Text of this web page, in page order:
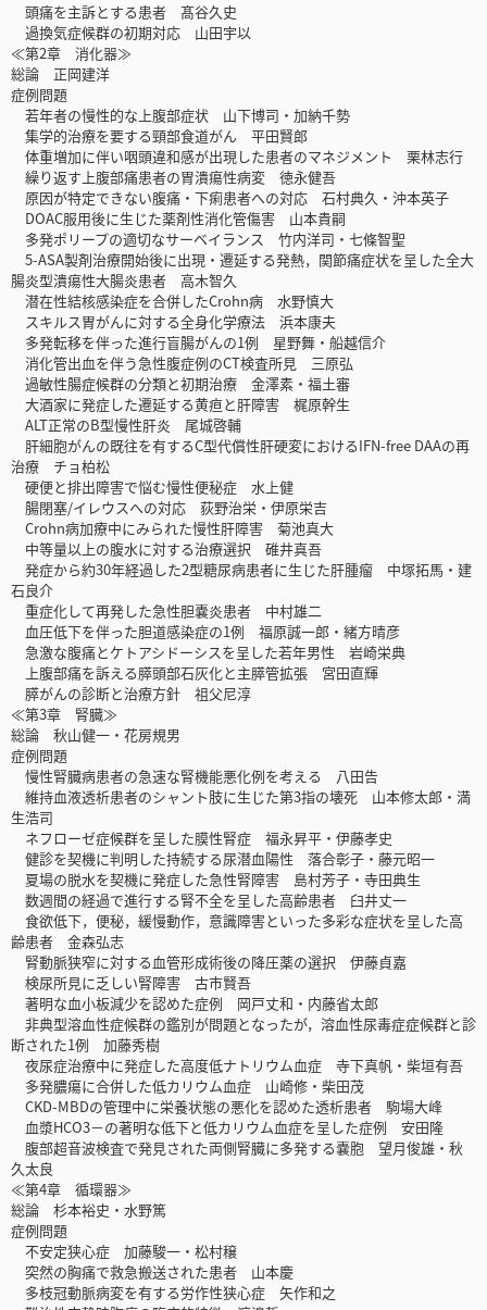
頭痛を主訴とする患者 髙谷久史
過換気症候群の初期対応 山田宇以
≪第2章 消化器≫
総論 正岡建洋
症例問題
若年者の慢性的な上腹部症状 山下博司・加納千勢
集学的治療を要する頸部食道がん 平田賢郎
体重増加に伴い咽頭違和感が出現した患者のマネジメント 栗林志行
繰り返す上腹部痛患者の胃潰瘍性病変 徳永健吾
原因が特定できない腹痛・下痢患者への対応 石村典久・沖本英子
DOAC服用後に生じた薬剤性消化管傷害 山本貴嗣
多発ポリープの適切なサーベイランス 竹内洋司・七條智聖
5-ASA製剤治療開始後に出現・遷延する発熱，関節痛症状を呈した全大
腸炎型潰瘍性大腸炎患者 高木智久
潜在性結核感染症を合併したCrohn病 水野慎大
スキルス胃がんに対する全身化学療法 浜本康夫
多発転移を伴った進行盲腸がんの1例 星野舞・船越信介
消化管出血を伴う急性腹症例のCT検査所見 三原弘
過敏性腸症候群の分類と初期治療 金澤素・福土審
大酒家に発症した遷延する黄疸と肝障害 梶原幹生
ALT正常のB型慢性肝炎 尾城啓輔
肝細胞がんの既往を有するC型代償性肝硬変におけるIFN-free DAAの再
治療 チョ柏松
硬便と排出障害で悩む慢性便秘症 水上健
腸閉塞/イレウスへの対応 荻野治栄・伊原栄吉
Crohn病加療中にみられた慢性肝障害 菊池真大
中等量以上の腹水に対する治療選択 碓井真吾
発症から約30年経過した2型糖尿病患者に生じた肝腫瘤 中塚拓馬・建
石良介
重症化して再発した急性胆嚢炎患者 中村雄二
血圧低下を伴った胆道感染症の1例 福原誠一郎・緒方晴彦
急激な腹痛とケトアシドーシスを呈した若年男性 岩崎栄典
上腹部痛を訴える膵頭部石灰化と主膵管拡張 宮田直輝
膵がんの診断と治療方針 祖父尼淳
≪第3章 腎臓≫
総論 秋山健一・花房規男
症例問題
慢性腎臓病患者の急速な腎機能悪化例を考える 八田告
維持血液透析患者のシャント肢に生じた第3指の壊死 山本修太郎・満
生浩司
ネフローゼ症候群を呈した膜性腎症 福永昇平・伊藤孝史
健診を契機に判明した持続する尿潜血陽性 落合彰子・藤元昭一
夏場の脱水を契機に発症した急性腎障害 島村芳子・寺田典生
数週間の経過で進行する腎不全を呈した高齢患者 臼井丈一
食欲低下，便秘，緩慢動作，意識障害といった多彩な症状を呈した高
齢患者 金森弘志
腎動脈狭窄に対する血管形成術後の降圧薬の選択 伊藤貞嘉
検尿所見に乏しい腎障害 古市賢吾
著明な血小板減少を認めた症例 岡戸丈和・内藤省太郎
非典型溶血性症候群の鑑別が問題となったが，溶血性尿毒症症候群と診
断された1例 加藤秀樹
夜尿症治療中に発症した高度低ナトリウム血症 寺下真帆・柴垣有吾
多発膿瘍に合併した低カリウム血症 山崎修・柴田茂
CKD-MBDの管理中に栄養状態の悪化を認めた透析患者 駒場大峰
血漿HCO3－の著明な低下と低カリウム血症を呈した症例 安田隆
腹部超音波検査で発見された両側腎臓に多発する嚢胞 望月俊雄・秋
久太良
≪第4章 循環器≫
総論 杉本裕史・水野篤
症例問題
不安定狭心症 加藤駿一・松村穣
突然の胸痛で救急搬送された患者 山本慶
多枝冠動脈病変を有する労作性狭心症 矢作和之